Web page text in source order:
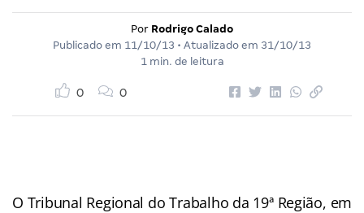
Por Rodrigo Calado
Publicado em 11/10/13 • Atualizado em 31/10/13
1 min. de leitura
0 0
O Tribunal Regional do Trabalho da 19ª Região, em